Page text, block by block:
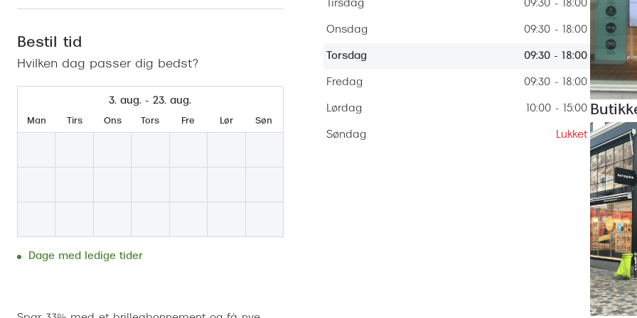
Behandling af tørre øjne
Prada Linea Rossa
Armani Exchange
Månedslinser
Oplev kontaktlinser gratis
Kontaktlinseabonnement - Vilkår og
Brilleabonnement All-Inclusive™
Finansieringsmuligheder
Forsikring
Brilletyper
Skærmbriller
Sikkerhedsbriller
Bestil tid
Hvilken dag passer dig bedst?
3. aug. - 23. aug.
Man Tirs Ons Tors Fre Lør Søn
Dage med ledige tider
Tirsdag 09:30 - 18:00
Onsdag 09:30 - 18:00
Torsdag 09:30 - 18:00
Fredag 09:30 - 18:00
Lørdag 10:00 - 15:00
Søndag Lukket